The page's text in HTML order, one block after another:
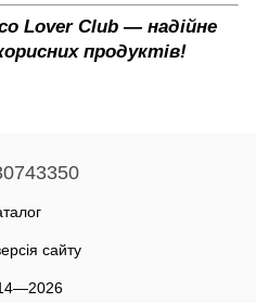
Lover Club — надійне
продуктів!
сайту